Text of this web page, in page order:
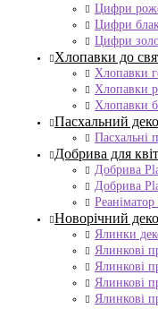
Цифри
Цифри
Цифри
Хлопавки до
Хлопавки
Хлопавки
Хлопавки
Пасхальний
Пасхальні
Добрива для
Добрива
Добрива
Новорічний
Ялинки
Ялинкові
Ялинкові
Ялинкові
Ялинкові